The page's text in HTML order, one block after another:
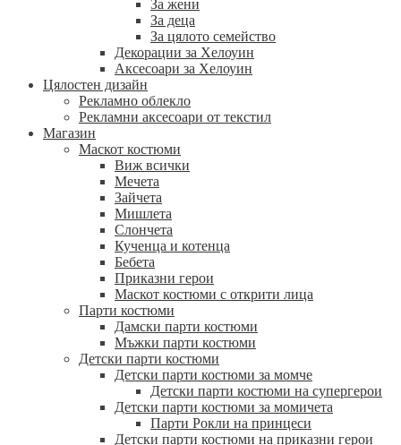
За жени
За деца
За цялото семейство
Декорации за Хелоуин
Аксесоари за Хелоуин
Цялостен дизайн
Рекламно облекло
Рекламни аксесоари от текстил
Магазин
Маскот костюми
Виж всички
Мечета
Зайчета
Мишлета
Слончета
Кученца и котенца
Бебета
Приказни герои
Маскот костюми с открити лица
Парти костюми
Дамски парти костюми
Мъжки парти костюми
Детски парти костюми
Детски парти костюми за момче
Детски парти костюми на супергерои
Детски парти костюми за момичета
Парти Рокли на принцеси
Детски парти костюми на приказни герои